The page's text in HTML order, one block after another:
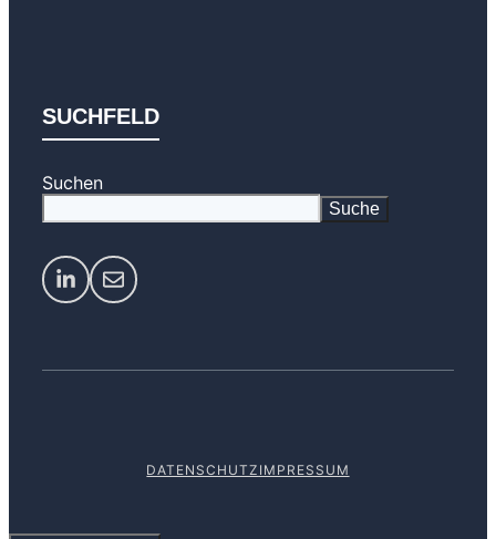
SUCHFELD
Suchen
Suche
DATENSCHUTZ IMPRESSUM